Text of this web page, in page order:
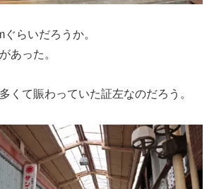
らいだろうか。
あった。
くて賑わっていた証左なのだろう。